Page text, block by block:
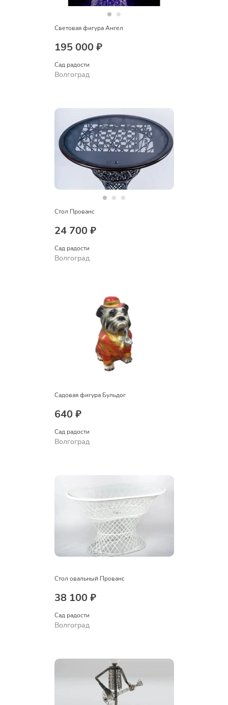
Световая фигура Ангел
195 000 ₽
Сад радости
Волгоград
Стол Прованс
24 700 ₽
Сад радости
Волгоград
Садовая фигура Бульдог
640 ₽
Сад радости
Волгоград
Стол овальный Прованс
38 100 ₽
Сад радости
Волгоград